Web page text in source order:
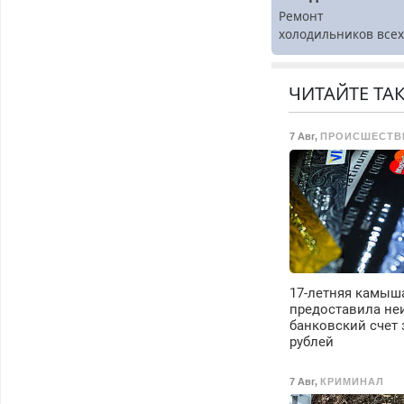
Ремонт
холодильников всех
марок на дому.
ЧИТАЙТЕ
7 Авг,
17-летняя
предоставила
банковский счет
рублей
7 Авг, КРИМИНАЛ